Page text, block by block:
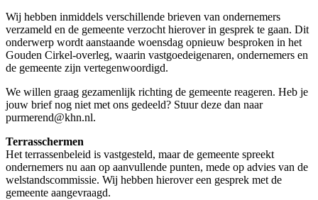
Wij hebben inmiddels verschillende brieven van ondernemers
verzameld en de gemeente verzocht hierover in gesprek te gaan. Dit
onderwerp wordt aanstaande woensdag opnieuw besproken in het
Gouden Cirkel-overleg, waarin vastgoedeigenaren, ondernemers en
de gemeente zijn vertegenwoordigd.
We willen graag gezamenlijk richting de gemeente reageren. Heb je
jouw brief nog niet met ons gedeeld? Stuur deze dan naar
purmerend@khn.nl.
Terrasschermen
Het terrassenbeleid is vastgesteld, maar de gemeente spreekt
ondernemers nu aan op aanvullende punten, mede op advies van de
welstandscommissie. Wij hebben hierover een gesprek met de
gemeente aangevraagd.